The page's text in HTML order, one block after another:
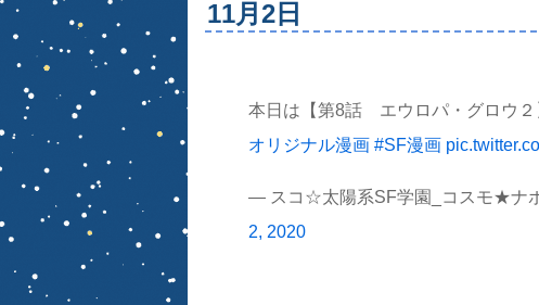
11月2日
本日は【第8話 エウロパ・グロウ２
オリジナル漫画 #SF漫画
— スコ☆太陽系SF学園_コスモ★ナ
2, 2020